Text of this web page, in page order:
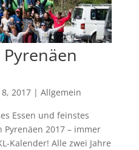
2017| Allgemein
Essen und feinstes
2017 – immer
Kalender! Alle zwei Jahre